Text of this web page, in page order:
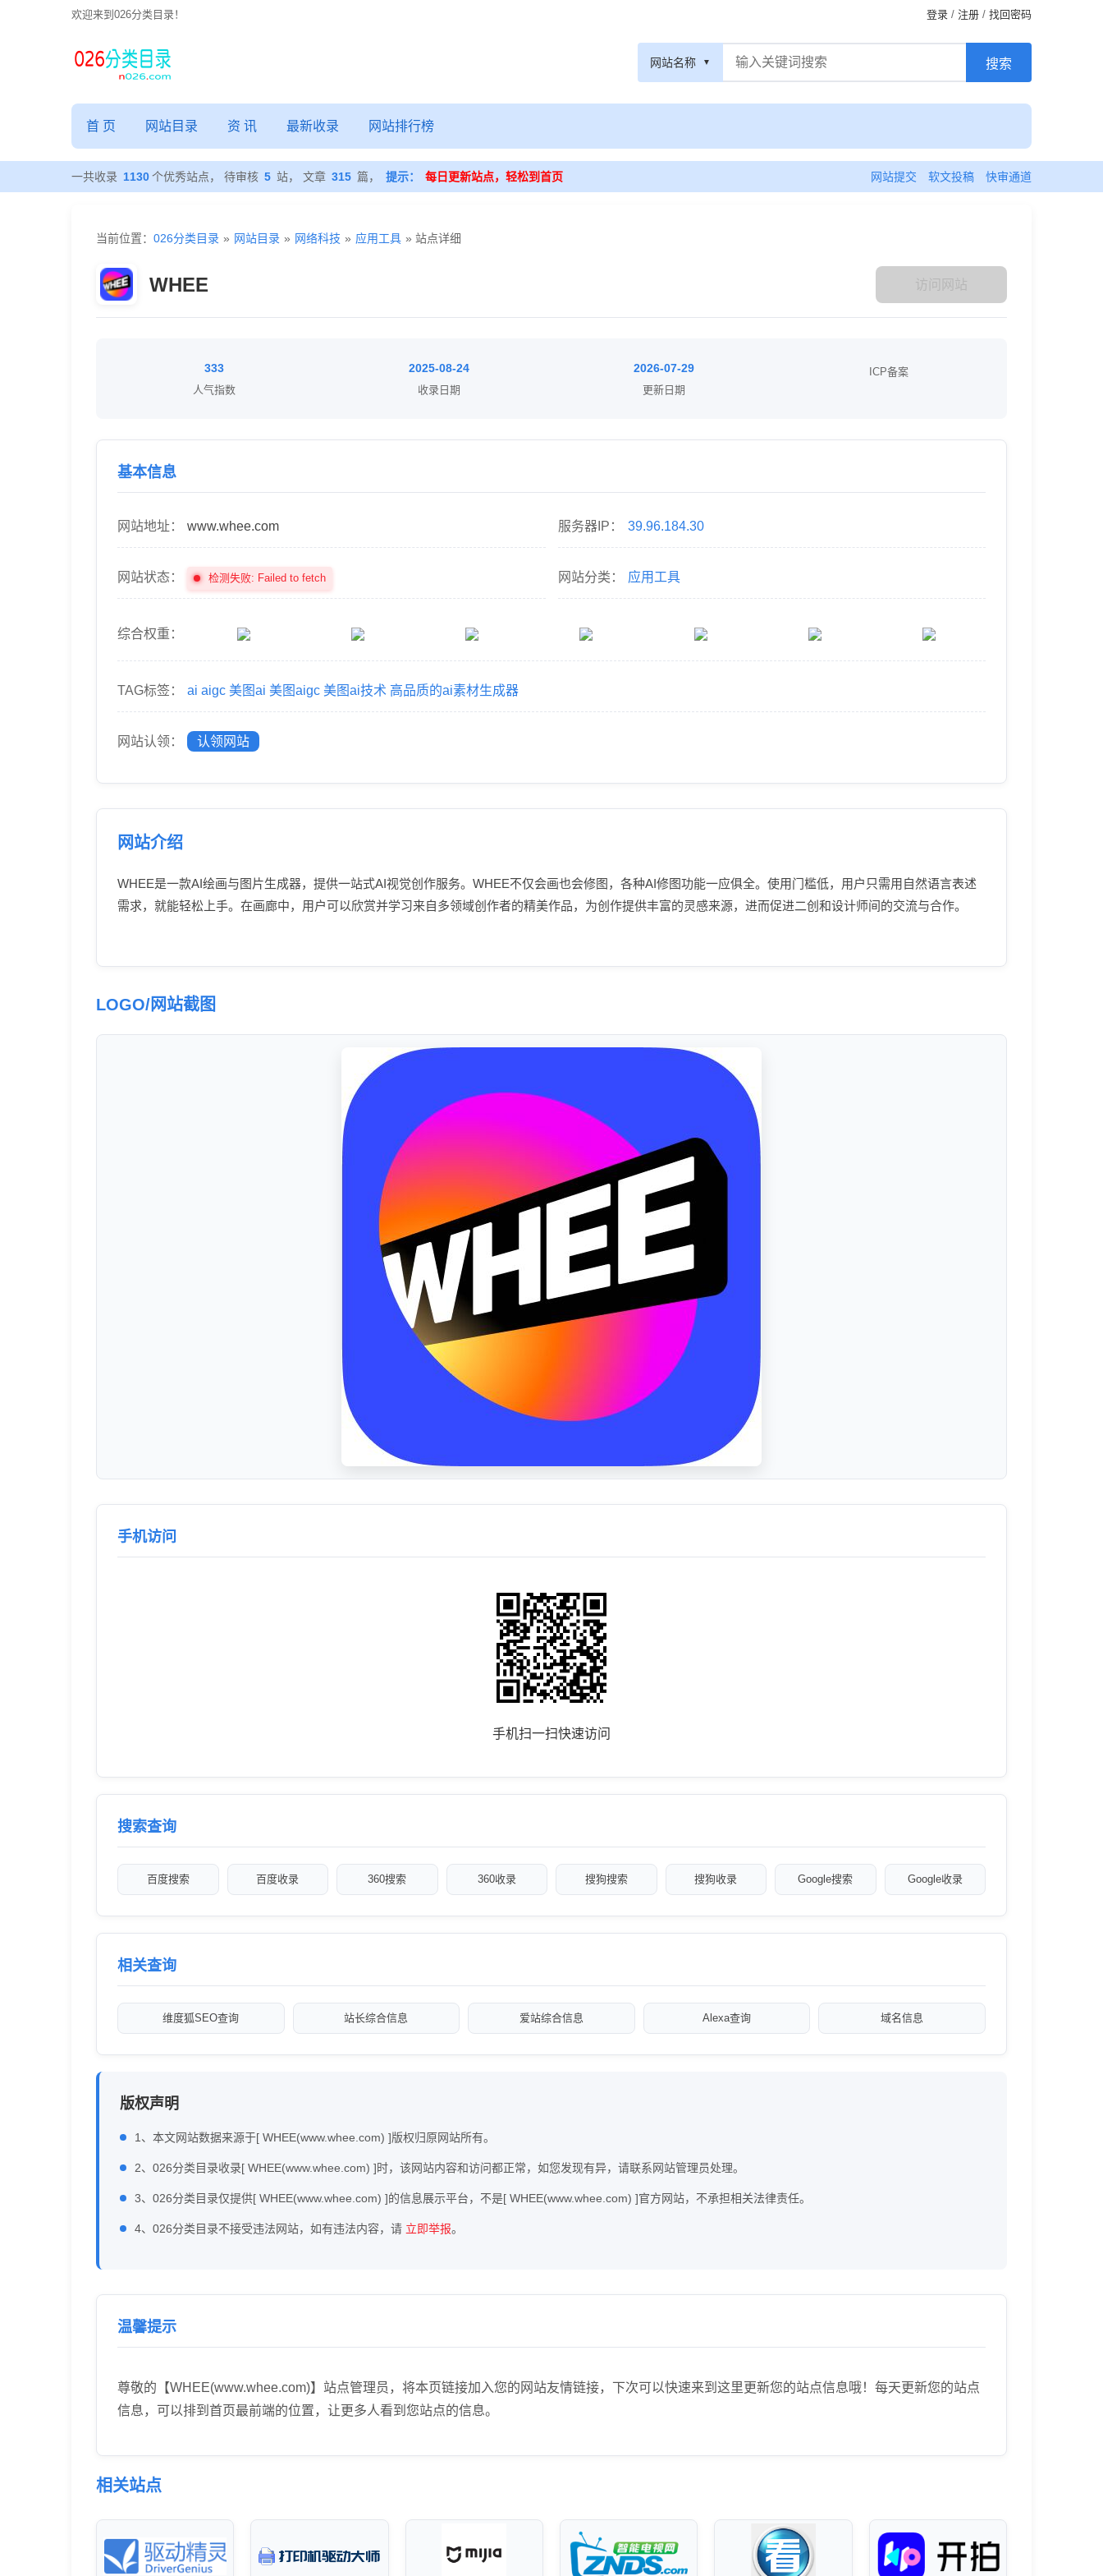
欢迎来到026分类目录！ 登录 / 注册 / 找回密码
网站名称
首 页 网站目录 资 讯 最新收录 网站排行榜
一共收录 1130个优秀站点， 待审核 5 站， 文章 315 篇， 提示： 每日更新站点，轻松到首页 网站提交 软文投稿 快审通道
当前位置： 026分类目录 » 网站目录 » 网络科技 » 应用工具 » 站点详细
WHEE 访问网站
333
人气指数
2025-08-24
收录日期
2026-07-29
更新日期
ICP备案
基本信息
网站地址： www.whee.com 服务器IP： 39.96.184.30
网站状态： 检测失败: Failed to fetch 网站分类： 应用工具
综合权重：
TAG标签： ai aigc 美图ai 美图aigc 美图ai技术 高品质的ai素材生成器
网站认领： 认领网站
网站介绍
WHEE是一款AI绘画与图片生成器，提供一站式AI视觉创作服务。WHEE不仅会画也会修图，各种AI修图功能一应俱全。使用门槛低，用户只需用自然语言表述
需求，就能轻松上手。在画廊中，用户可以欣赏并学习来自多领域创作者的精美作品，为创作提供丰富的灵感来源，进而促进二创和设计师间的交流与合作。
LOGO/网站截图
手机访问
手机扫一扫快速访问
搜索查询
百度搜索 百度收录 360搜索 360收录 搜狗搜索 搜狗收录 Google搜索 Google收录
相关查询
维度狐SEO查询 站长综合信息 爱站综合信息 Alexa查询 域名信息
版权声明
1、本文网站数据来源于[ WHEE(www.whee.com) ]版权归原网站所有。
2、026分类目录收录[ WHEE(www.whee.com) ]时，该网站内容和访问都正常，如您发现有异，请联系网站管理员处理。
3、026分类目录仅提供[ WHEE(www.whee.com) ]的信息展示平台，不是[ WHEE(www.whee.com) ]官方网站，不承担相关法律责任。
4、026分类目录不接受违法网站，如有违法内容，请 立即举报。
温馨提示
尊敬的【WHEE(www.whee.com)】站点管理员，将本页链接加入您的网站友情链接，下次可以快速来到这里更新您的站点信息哦！每天更新您的站点
信息，可以排到首页最前端的位置，让更多人看到您站点的信息。
相关站点